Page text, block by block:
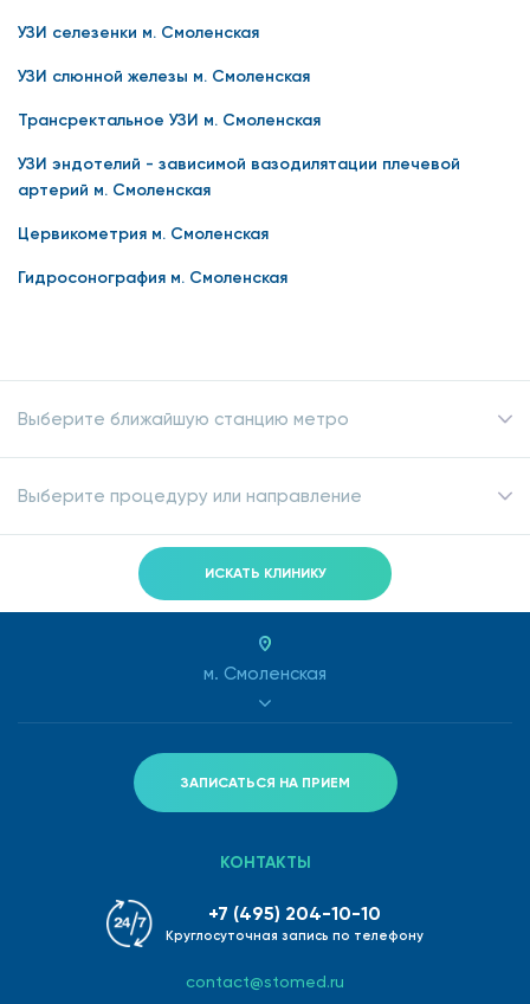
УЗИ селезенки м. Смоленская
УЗИ слюнной железы м. Смоленская
Трансректальное УЗИ м. Смоленская
УЗИ эндотелий - зависимой вазодилятации плечевой
артерий м. Смоленская
Цервикометрия м. Смоленская
Гидросонография м. Смоленская
Выберите ближайшую станцию метро
Выберите процедуру или направление
ИСКАТЬ КЛИНИКУ
м. Смоленская
ЗАПИСАТЬСЯ НА ПРИЕМ
КОНТАКТЫ
+7 (495) 204-10-10
Круглосуточная запись по телефону
contact@stomed.ru